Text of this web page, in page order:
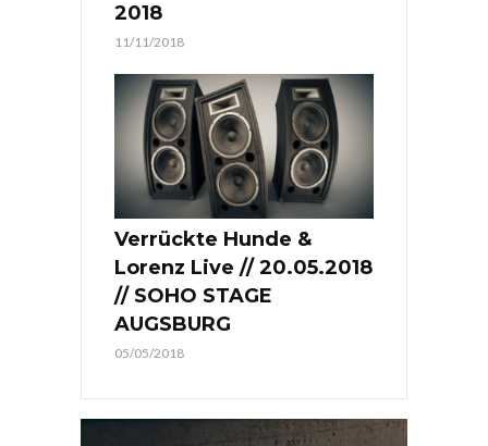
2018
11/11/2018
Verrückte Hunde &
Lorenz Live // 20.05.2018
// SOHO STAGE
AUGSBURG
05/05/2018